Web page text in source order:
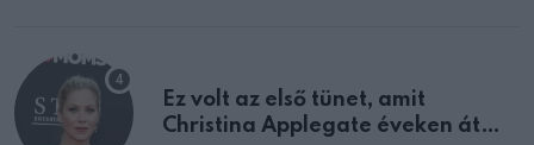
Ez volt az első tünet, amit
Christina Applegate éveken át